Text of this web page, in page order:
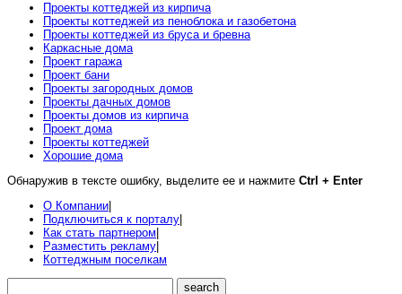
Проекты коттеджей из кирпича
Проекты коттеджей из пеноблока и газобетона
Проекты коттеджей из бруса и бревна
Каркасные дома
Проект гаража
Проект бани
Проекты загородных домов
Проекты дачных домов
Проекты домов из кирпича
Проект дома
Проекты коттеджей
Хорошие дома
Обнаружив в тексте ошибку, выделите ее и нажмите Ctrl + Enter
О Компании
Подключиться к порталу
Как стать партнером
Разместить рекламу
Коттеджным поселкам